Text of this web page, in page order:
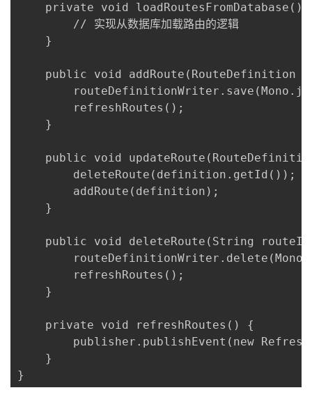
private void loadRoutesFromDatabase()
        // 实现从数据库加载路由的逻辑
    }
public void addRoute(RouteDefinition
        refreshRoutes();
    }
public void
        deleteRoute(definition.getId());
        addRoute(definition);
    }
public void deleteRoute(String
        refreshRoutes();
    }
    private void refreshRoutes() {
publisher.publishEvent(new
    }
}